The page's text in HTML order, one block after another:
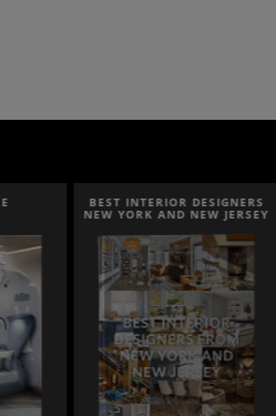
BEST INTERIOR DESIGNERS
NEW YORK AND NEW JERSEY